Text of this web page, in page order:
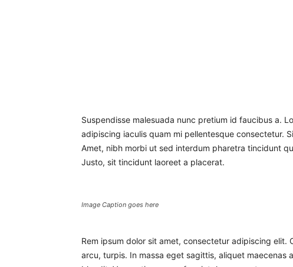
Suspendisse malesuada nunc pretium id faucibus a.
adipiscing iaculis quam mi pellentesque consectetur.
Amet, nibh morbi ut sed interdum pharetra tincidunt
Justo, sit tincidunt laoreet a placerat.
Image Caption goes here
Rem ipsum dolor sit amet, consectetur adipiscing elit.
arcu, turpis. In massa eget sagittis, aliquet maecenas